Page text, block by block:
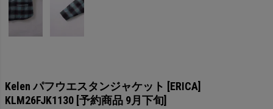
Kelen パフウエスタンジャケット [ERICA]
KLM26FJK1130 [予約商品 9月下旬]